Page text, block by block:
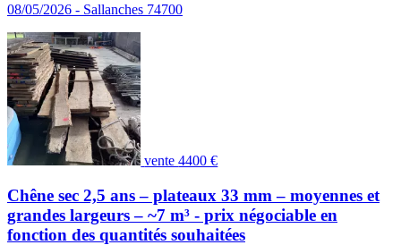
08/05/2026 - Sallanches 74700
vente4400 €
Chêne sec 2,5 ans – plateaux 33 mm – moyennes et
grandes largeurs – ~7 m³ - prix négociable en
fonction des quantités souhaitées